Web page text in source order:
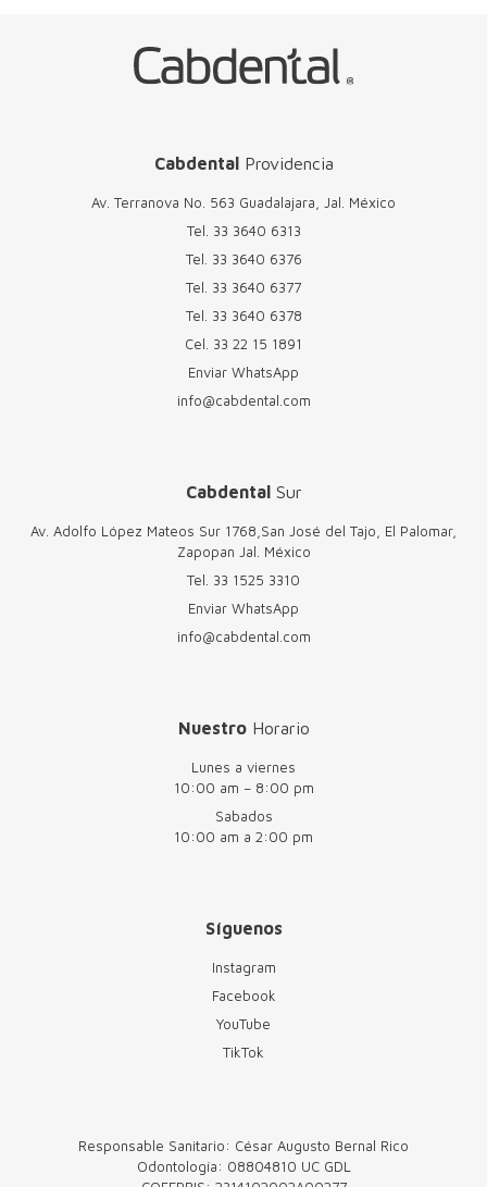
CabdentalProvidencia
Av. Terranova No. 563 Guadalajara, Jal. México
Tel. 33 3640 6313
Tel. 33 3640 6376
Tel. 33 3640 6377
Tel. 33 3640 6378
Cel. 33 22 15 1891
Enviar WhatsApp
info@cabdental.com
CabdentalSur
Av. Adolfo López Mateos Sur 1768,San José del Tajo, El Palomar,
Zapopan Jal. México
Tel. 33 1525 3310
Enviar WhatsApp
info@cabdental.com
NuestroHorario
Lunes a viernes
10:00 am – 8:00 pm
Sabados
10:00 am a 2:00 pm
Síguenos
Instagram
Facebook
YouTube
TikTok
Responsable Sanitario: César Augusto Bernal Rico
Odontología: 08804810 UC GDL